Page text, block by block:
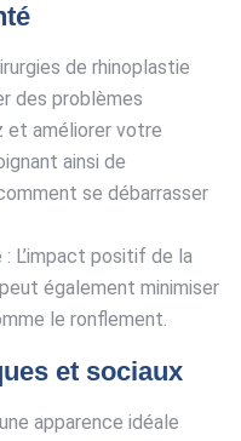
de rhinoplastie
des problèmes
et améliorer votre
ainsi de
se débarrasser
L’impact positif de la
également minimiser
le ronflement.
et sociaux
apparence idéale